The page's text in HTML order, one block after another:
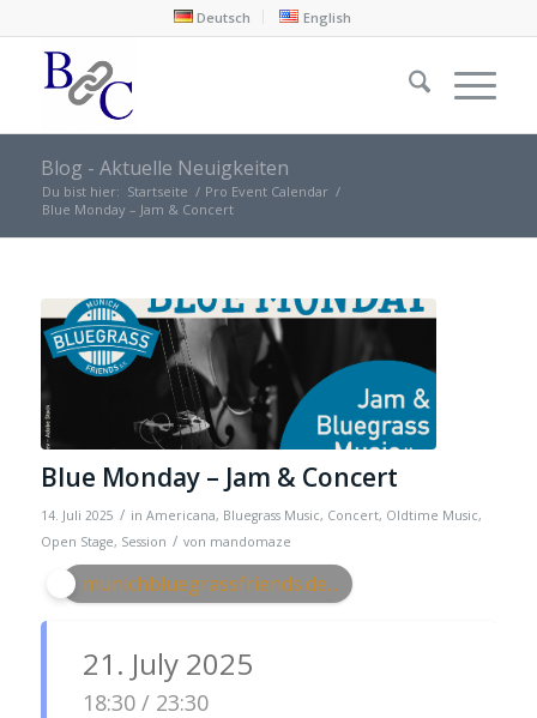
Deutsch English
Blog - Aktuelle Neuigkeiten
Du bist hier: Startseite / Pro Event Calendar /
Blue Monday – Jam & Concert
Blue Monday – Jam & Concert
14. Juli 2025 / in Americana, Bluegrass Music, Concert, Oldtime Music,
Open Stage, Session / von mandomaze
munichbluegrassfriends.de...
21. July 2025
18:30 / 23:30